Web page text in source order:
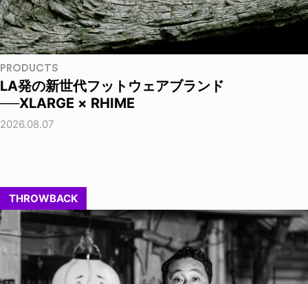
PRODUCTS
LA発の新世代フットウェアブランド
──XLARGE × RHIME
2026.08.07
THROWBACK